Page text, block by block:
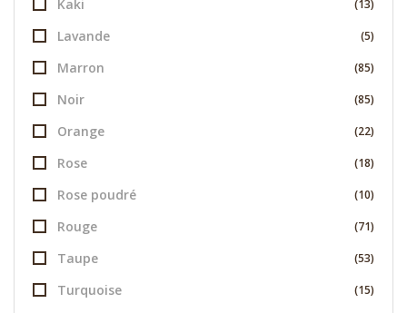
Kaki (13)
Lavande (5)
Marron (85)
Noir (85)
Orange (22)
Rose (18)
Rose poudré (10)
Rouge (71)
Taupe (53)
Turquoise (15)